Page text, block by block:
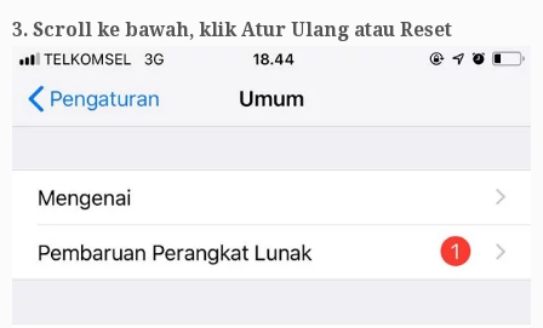
3. Scroll ke bawah, klik Atur Ulang atau Reset